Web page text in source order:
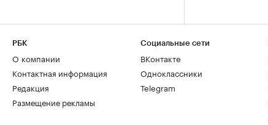
РБК
О компании
Контактная информация
Редакция
Размещение рекламы
Социальные сети
ВКонтакте
Одноклассники
Telegram